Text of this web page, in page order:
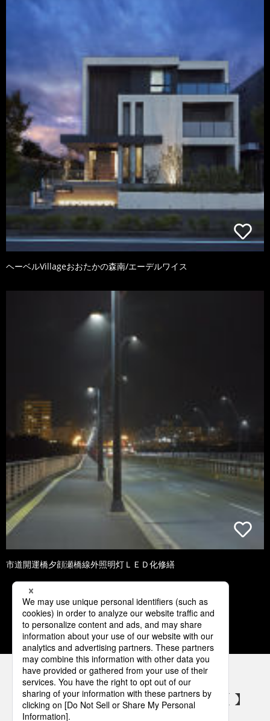
ヘーベルVillageおおたかの森南/エーデルワイス
市道開運橋夕顔瀬橋線外照明灯ＬＥＤ化修繕
1 2 3 4 5
パナソニックの電気設備 SNSアカウント